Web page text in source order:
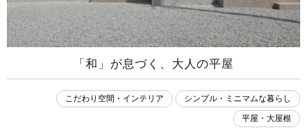
「和」が​息づく、​大人の​平屋
こだわり空間・インテリア シンプル・ミニマムな暮らし
平屋・大屋根